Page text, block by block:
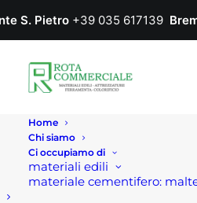
S. Pietro +39 035 617139
Home
Chi siamo
Ci occupiamo di
materiali edili
materiale cementifero: